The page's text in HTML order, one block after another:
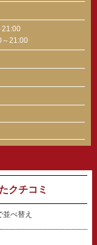
21:00
クチコミ
並べ替え